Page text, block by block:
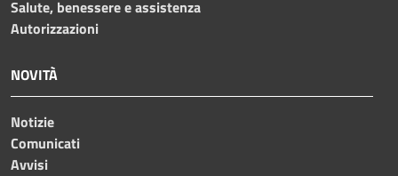
Salute, benessere e assistenza
Autorizzazioni
NOVITÀ
Notizie
Comunicati
Avvisi